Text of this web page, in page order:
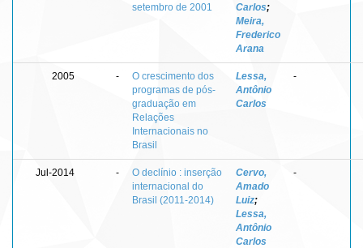
setembro de 2001
Carlos;
Meira,
Frederico
Arana
2005 -
O crescimento dos
programas de pós-
graduação em
Relações
Internacionais no
Brasil
Lessa,
Antônio
Carlos
-
Jul-2014 -
O declínio : inserção
internacional do
Brasil (2011-2014)
Cervo,
Amado
Luiz;
Lessa,
Antônio
Carlos
-